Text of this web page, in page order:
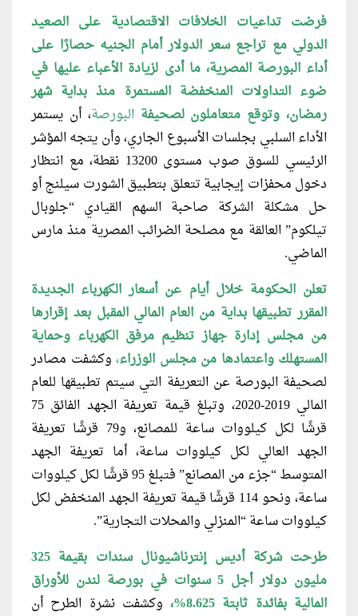
فرضت تداعيات الخلافات الاقتصادية على الصعيد
الدولي مع تراجع سعر الدولار أمام الجنيه حصارًا على
أداء البورصة المصرية، ما أدى لزيادة الأعباء عليها في
ضوء التداولات المنخفضة المستمرة منذ بداية شهر
رمضان، وتوقع متعاملون لصحيفة البورصة، أن يستمر
الأداء السلبي بجلسات الأسبوع الجاري، وأن يتجه المؤشر
الرئيسي للسوق صوب مستوى 13200 نقطة، مع انتظار
دخول محفزات إيجابية تتعلق بتطبيق الشورت سيلنج أو
حل مشكلة الشركة صاحبة السهم القيادي “جلوبال
تيلكوم” العالقة مع مصلحة الضرائب المصرية منذ مارس
الماضي.
تعلن الحكومة خلال أيام عن أسعار الكهرباء الجديدة
المقرر تطبيقها بداية من العام المالي المقبل بعد إقرارها
من مجلس إدارة جهاز تنظيم مرفق الكهرباء وحماية
المستهلك واعتمادها من مجلس الوزراء، وكشفت مصادر
لصحيفة البورصة عن التعريفة التي سيتم تطبيقها للعام
المالي 2019-2020، وتبلغ قيمة تعريفة الجهد الفائق 75
قرشًا لكل كيلووات ساعة للمصانع، و79 قرشًا تعريفة
الجهد العالي لكل كيلووات ساعة، أما تعريفة الجهد
المتوسط “جزء من المصانع” فتبلغ 95 قرشًا لكل كيلووات
ساعة، ونحو 114 قرشًا قيمة تعريفة الجهد المنخفض لكل
كيلووات ساعة “المنزلي والمحلات التجارية”.
طرحت شركة أديس إنترناشيونال سندات بقيمة 325
مليون دولار أجل 5 سنوات في بورصة لندن للأوراق
المالية بفائدة ثابتة 8.625%،
وكشفت نشرة الطرح أن